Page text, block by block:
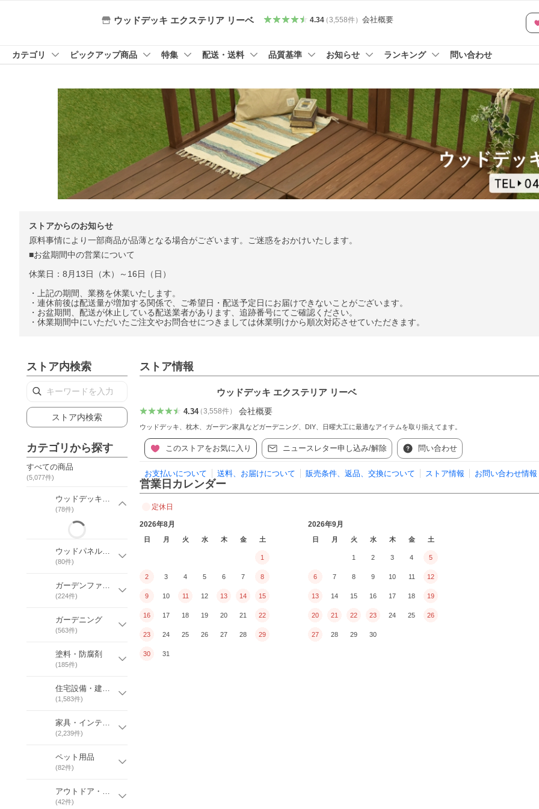
ウッドデッキ エクステリア リーベ 4.34（3,558件） 会社概要
カテゴリ ピックアップ商品 特集 配送・送料 品質基準 お知らせ ランキング 問い合わせ
ストアからのお知らせ
原料事情により一部商品が品薄となる場合がございます。ご迷惑をおかけいたします。
■お盆期間中の営業について
休業日：8月13日（木）～16日（日）
・上記の期間、業務を休業いたします。
・連休前後は配送量が増加する関係で、ご希望日・配送予定日にお届けできないことがございます。
・お盆期間、配送が休止している配送業者があります、追跡番号にてご確認ください。
・休業期間中にいただいたご注文やお問合せにつきましては休業明けから順次対応させていただきます。
ストア内検索
ストア内検索
カテゴリから探す
すべての商品
(5,077件)
ウッドデッキキット
(78件)
ウッドパネル・ベランダタイル
(80件)
ガーデンファニチャー・ガーデン家具
(224件)
ガーデニング
(563件)
塗料・防腐剤
(185件)
住宅設備・建築資材
(1,583件)
家具・インテリア・雑貨
(2,239件)
ペット用品
(82件)
アウトドア・レジャー
(42件)
ストア情報
ウッドデッキ エクステリア リーベ
4.34（3,558件） 会社概要
ウッドデッキ、枕木、ガーデン家具などガーデニング、DIY、日曜大工に最適なアイテムを取り揃えてます。
このストアをお気に入り ニュースレター申し込み/解除 問い合わせ
お支払いについて 送料、お届けについて 販売条件、返品、交換について ストア情報 お問い合わせ情報
営業日カレンダー
定休日
2026年8月
日 月 火 水 木 金 土
1
2 3 4 5 6 7 8
9 10 11 12 13 14 15
16 17 18 19 20 21 22
23 24 25 26 27 28 29
30 31
2026年9月
日 月 火 水 木 金 土
1 2 3 4 5
6 7 8 9 10 11 12
13 14 15 16 17 18 19
20 21 22 23 24 25 26
27 28 29 30